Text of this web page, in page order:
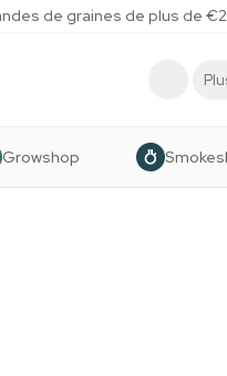
de graines de plus de
Growshop